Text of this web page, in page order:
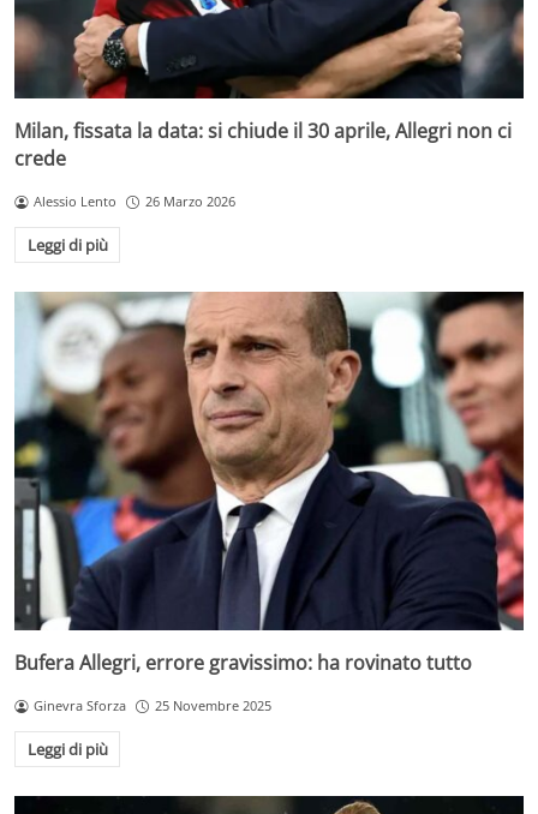
Milan, fissata la data: si chiude il 30 aprile, Allegri non ci
crede
Alessio Lento 26 Marzo 2026
Leggi di più
Bufera Allegri, errore gravissimo: ha rovinato tutto
Ginevra Sforza 25 Novembre 2025
Leggi di più